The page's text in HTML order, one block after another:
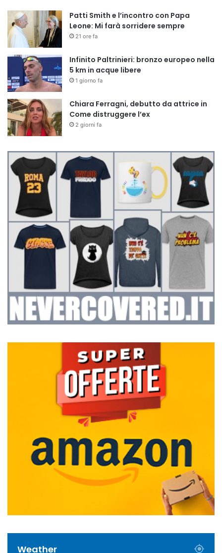
Patti Smith e l’incontro con Papa
Leone: Mi farà sorridere sempre
21 ore fa
Infinito Paltrinieri: bronzo europeo nella
5 km in acque libere
1 giorno fa
Chiara Ferragni, debutto da attrice in
Come distruggere l’ex
2 giorni fa
Weather